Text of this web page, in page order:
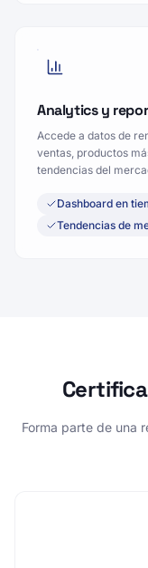
Analytics y
Accede a datos de
ventas, productos
tendencias del
Dashboard en
Tendencias de
Forma parte de una